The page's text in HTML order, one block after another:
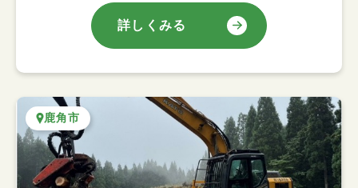
詳しくみる
鹿角市